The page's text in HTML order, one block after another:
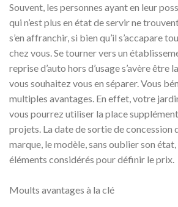
Souvent, les personnes ayant en leur
qui n’est plus en état de servir ne
s’en affranchir, si bien qu’il s’accapare
chez vous. Se tourner vers un
reprise d’auto hors d’usage s’avère être
vous souhaitez vous en séparer. Vous
multiples avantages. En effet, votre
vous pourrez utiliser la place
projets. La date de sortie de concession
marque, le modèle, sans oublier son
éléments considérés pour définir le prix.
Moults avantages à la clé